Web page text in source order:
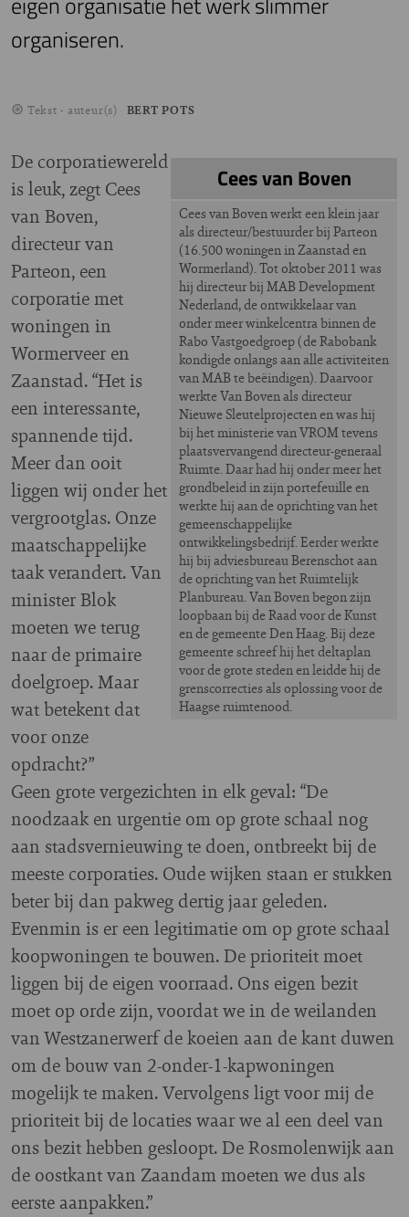
organiseren.
Tekst - auteur(s) BERT POTS
Cees van Boven
Cees van Boven werkt een klein jaar
als directeur/bestuurder bij Parteon
(16.500 woningen in Zaanstad en
Wormerland). Tot oktober 2011 was
hij directeur bij MAB Development
Nederland, de ontwikkelaar van
onder meer winkelcentra binnen de
Rabo Vastgoedgroep (de Rabobank
kondigde onlangs aan alle activiteiten
van MAB te beëindigen). Daarvoor
werkte Van Boven als directeur
Nieuwe Sleutelprojecten en was hij
bij het ministerie van VROM tevens
plaatsvervangend directeur-generaal
Ruimte. Daar had hij onder meer het
grondbeleid in zijn portefeuille en
werkte hij aan de oprichting van het
gemeenschappelijke
ontwikkelingsbedrijf. Eerder werkte
hij bij adviesbureau Berenschot aan
de oprichting van het Ruimtelijk
Planbureau. Van Boven begon zijn
loopbaan bij de Raad voor de Kunst
en de gemeente Den Haag. Bij deze
gemeente schreef hij het deltaplan
voor de grote steden en leidde hij de
grenscorrecties als oplossing voor de
Haagse ruimtenood.
De corporatiewereld
is leuk, zegt Cees
van Boven,
directeur van
Parteon, een
corporatie met
woningen in
Wormerveer en
Zaanstad. “Het is
een interessante,
spannende tijd.
Meer dan ooit
liggen wij onder het
vergrootglas. Onze
maatschappelijke
taak verandert. Van
minister Blok
moeten we terug
naar de primaire
doelgroep. Maar
wat betekent dat
voor onze
opdracht?”
Geen grote vergezichten in elk geval: “De
noodzaak en urgentie om op grote schaal nog
aan stadsvernieuwing te doen, ontbreekt bij de
meeste corporaties. Oude wijken staan er stukken
beter bij dan pakweg dertig jaar geleden.
Evenmin is er een legitimatie om op grote schaal
koopwoningen te bouwen. De prioriteit moet
liggen bij de eigen voorraad. Ons eigen bezit
moet op orde zijn, voordat we in de weilanden
van Westzanerwerf de koeien aan de kant duwen
om de bouw van 2-onder-1-kapwoningen
mogelijk te maken. Vervolgens ligt voor mij de
prioriteit bij de locaties waar we al een deel van
ons bezit hebben gesloopt. De Rosmolenwijk aan
de oostkant van Zaandam moeten we dus als
eerste aanpakken.”